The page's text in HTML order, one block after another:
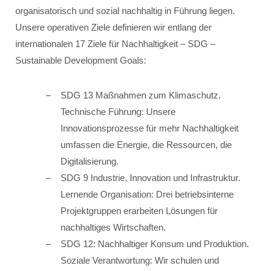
organisatorisch und sozial nachhaltig in Führung liegen.
Unsere operativen Ziele definieren wir entlang der
internationalen 17 Ziele für Nachhaltigkeit – SDG –
Sustainable Development Goals:
SDG 13 Maßnahmen zum Klimaschutz.
Technische Führung: Unsere
Innovationsprozesse für mehr Nachhaltigkeit
umfassen die Energie, die Ressourcen, die
Digitalisierung.
SDG 9 Industrie, Innovation und Infrastruktur.
Lernende Organisation: Drei betriebsinterne
Projektgruppen erarbeiten Lösungen für
nachhaltiges Wirtschaften.
SDG 12: Nachhaltiger Konsum und Produktion.
Soziale Verantwortung: Wir schulen und